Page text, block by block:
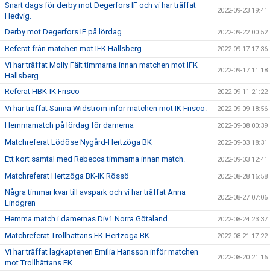
Snart dags för derby mot Degerfors IF och vi har träffat
Hedvig.
2022-09-23 19:41
Derby mot Degerfors IF på lördag 2022-09-22 00:52
Referat från matchen mot IFK Hallsberg 2022-09-17 17:36
Vi har träffat Molly Fält timmarna innan matchen mot IFK
Hallsberg
2022-09-17 11:18
Referat HBK-IK Frisco 2022-09-11 21:22
Vi har träffat Sanna Widström inför matchen mot IK Frisco. 2022-09-09 18:56
Hemmamatch på lördag för damerna 2022-09-08 00:39
Matchreferat Lödöse Nygård-Hertzöga BK 2022-09-03 18:31
Ett kort samtal med Rebecca timmarna innan match. 2022-09-03 12:41
Matchreferat Hertzöga BK-IK Rössö 2022-08-28 16:58
Några timmar kvar till avspark och vi har träffat Anna
Lindgren
2022-08-27 07:06
Hemma match i damernas Div1 Norra Götaland 2022-08-24 23:37
Matchreferat Trollhättans FK-Hertzöga BK 2022-08-21 17:22
Vi har träffat lagkaptenen Emilia Hansson inför matchen
mot Trollhättans FK
2022-08-20 21:16